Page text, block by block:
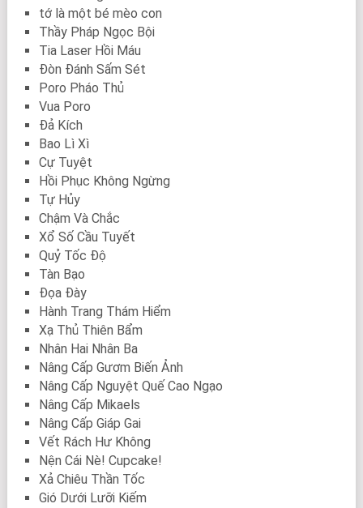
tớ là một bé mèo con
Thầy Pháp Ngọc Bội
Tia Laser Hồi Máu
Đòn Đánh Sấm Sét
Poro Pháo Thủ
Vua Poro
Đả Kích
Bao Lì Xì
Cự Tuyệt
Hồi Phục Không Ngừng
Tự Hủy
Chậm Và Chắc
Xổ Số Cầu Tuyết
Quỷ Tốc Độ
Tàn Bạo
Đọa Đày
Hành Trang Thám Hiểm
Xạ Thủ Thiên Bẩm
Nhân Hai Nhân Ba
Nâng Cấp Gươm Biến Ảnh
Nâng Cấp Nguyệt Quế Cao Ngạo
Nâng Cấp Mikaels
Nâng Cấp Giáp Gai
Vết Rách Hư Không
Nện Cái Nè! Cupcake!
Xả Chiêu Thần Tốc
Gió Dưới Lưỡi Kiếm